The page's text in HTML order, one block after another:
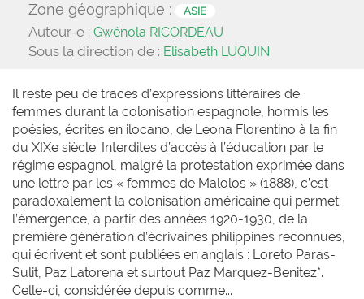
Zone géographique : ASIE
Auteur-e : Gwénola RICORDEAU
Sous la direction de : Elisabeth LUQUIN
Il reste peu de traces d’expressions littéraires de
femmes durant la colonisation espagnole, hormis les
poésies, écrites en ilocano, de Leona Florentino à la fin
du XIXe siècle. Interdites d’accès à l’éducation par le
régime espagnol, malgré la protestation exprimée dans
une lettre par les « femmes de Malolos » (1888), c’est
paradoxalement la colonisation américaine qui permet
l’émergence, à partir des années 1920-1930, de la
première génération d’écrivaines philippines reconnues,
qui écrivent et sont publiées en anglais : Loreto Paras-
Sulit, Paz Latorena et surtout Paz Marquez-Benitez*.
Celle-ci, considérée depuis comme...